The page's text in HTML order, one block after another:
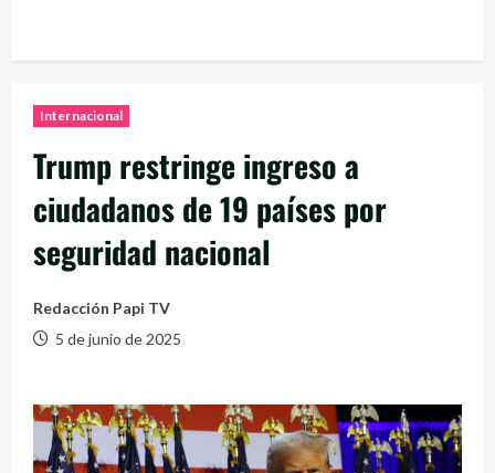
Internacional
Trump restringe ingreso a
ciudadanos de 19 países por
seguridad nacional
Redacción Papi TV
5 de junio de 2025